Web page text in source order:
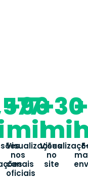
+96
mil
Visualizações
nos
canais
oficiais
+30
mil
no
site